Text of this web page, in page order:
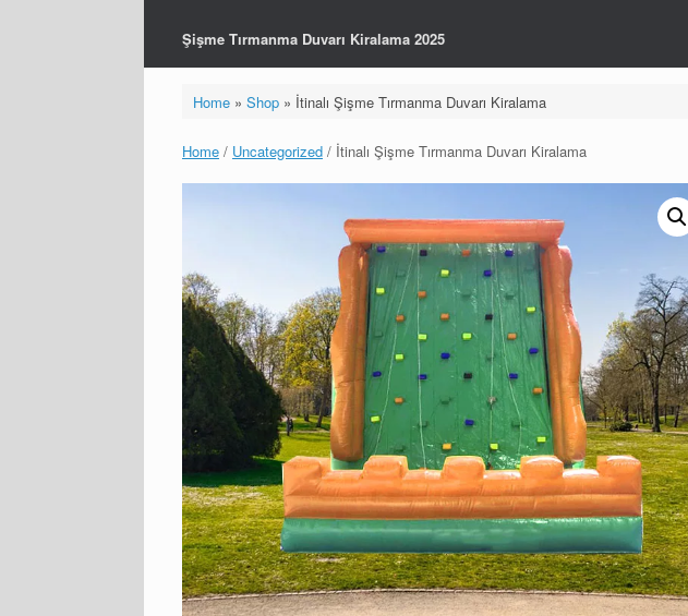
Şişme Tırmanma Duvarı Kiralama 2025
Home» Shop» İtinalı Şişme Tırmanma Duvarı Kiralama
Home / Uncategorized / İtinalı Şişme Tırmanma Duvarı Kiralama